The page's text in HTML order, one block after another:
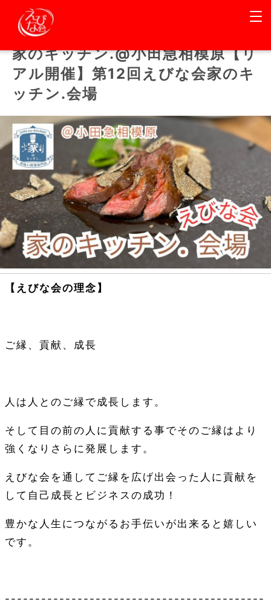
家のキッチン.@小田急相模原【リ
アル開催】第12回えびな会家のキ
ッチン.会場
【えびな会の理念】
ご縁、貢献、成長
人は人とのご縁で成長します。
そして目の前の人に貢献する事でそのご縁はより
強くなりさらに発展します。
えびな会を通してご縁を広げ出会った人に貢献を
して自己成長とビジネスの成功！
豊かな人生につながるお手伝いが出来ると嬉しい
です。
-------------------------------------------